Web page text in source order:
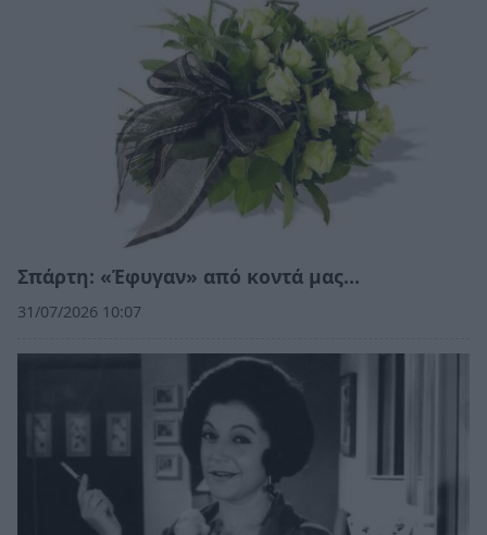
Σπάρτη: «Έφυγαν» από κοντά μας…
31/07/2026 10:07